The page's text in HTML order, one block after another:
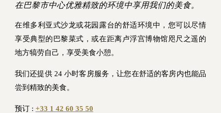
在巴黎市中心优雅精致的环境中享用我们的美食。
在维多利亚式沙龙或花园露台的舒适环境中，您可以尽情
享受典型的巴黎菜式，或在距离卢浮宫博物馆咫尺之遥的
地方犒劳自己，享受美食小憩。
我们还提供 24 小时客房服务，让您在舒适的客房内也能品
尝到精致的美食。
预订 : +33 1 42 60 35 50